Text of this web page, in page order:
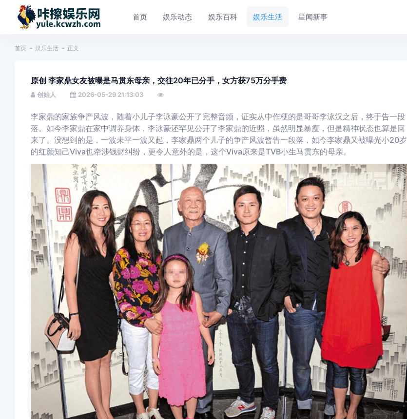
首页 娱乐动态 娱乐百科 娱乐生活 星闻新事
首页 娱乐生活 正文
原创 李家鼎女友被曝是马贯东母亲，交往20年已分手，女方获75万分手费
创始人 2026-05-29 21:13:03
李家鼎的家族争产风波，随着小儿子李泳豪公开了完整音频，证实从中作梗的是哥哥李泳汉之后，终于告一段
落。如今李家鼎在家中调养身体，李泳豪还罕见公开了李家鼎的近照，虽然明显暴瘦，但是精神状态也算是回
来了。没想到的是，一波未平一波又起，李家鼎两个儿子的争产风波暂告一段落，如今李家鼎又被曝光小20岁
的红颜知己Viva也牵涉钱财纠纷，更令人意外的是，这个Viva原来是TVB小生马贯东的母亲。